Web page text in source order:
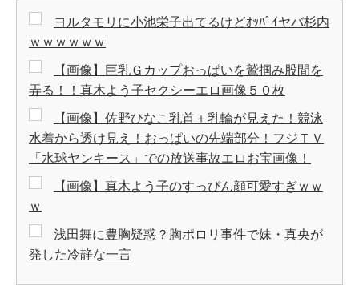
ヨルタモリに小池栄子出てるけどｵｯﾊﾟｲヤバ杉内
ｗｗｗｗｗｗ
【画像】巨乳Ｇカップおっぱいを鷲掴み股間を
弄る！！真木よう子セクシーエロ画像５０枚
【画像】佐野ひなこ乳首＋乳輪が見えた！競泳
水着から透け見え！おっぱいの先端部分！フジＴＶ
「水球ヤンキース」での放送事故エロお宝画像！
【画像】真木よう子のすっぴん顔可愛すぎｗｗ
ｗ
浅田舞に豊胸疑惑？胸ポロリ事件で妹・真央が
発した冷静な一言